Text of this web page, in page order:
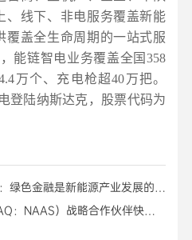
、线下、非电服务覆盖新能
覆盖全生命周期的一站式服
能链智电业务覆盖全国358
万个、充电枪超40万把。
登陆纳斯达克，股票代码为
绿色金融是新能源产业发展的加
：NAAS）战略合作伙伴快电